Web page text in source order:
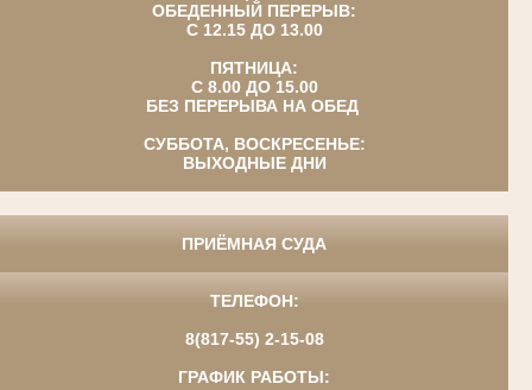
ОБЕДЕННЫЙ ПЕРЕРЫВ:
С 12.15 ДО 13.00
ПЯТНИЦА:
С 8.00 ДО 15.00
БЕЗ ПЕРЕРЫВА НА ОБЕД
СУББОТА, ВОСКРЕСЕНЬЕ:
ВЫХОДНЫЕ ДНИ
ПРИЁМНАЯ СУДА
ТЕЛЕФОН:
8(817-55) 2-15-08
ГРАФИК РАБОТЫ: